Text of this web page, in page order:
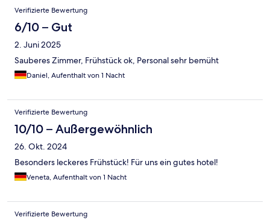
Verifizierte Bewertung
6/10 – Gut
2. Juni 2025
Sauberes Zimmer, Frühstück ok, Personal sehr bemüht
Daniel, Aufenthalt von 1 Nacht
Verifizierte Bewertung
10/10 – Außergewöhnlich
26. Okt. 2024
Besonders leckeres Frühstück! Für uns ein gutes hotel!
Veneta, Aufenthalt von 1 Nacht
Verifizierte Bewertung